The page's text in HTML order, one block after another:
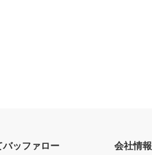
バッファロー 会社情報